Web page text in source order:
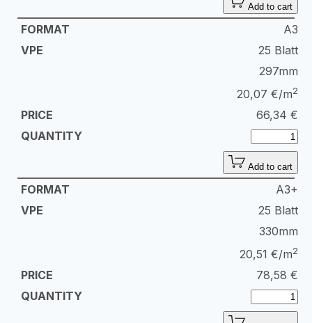
Add to cart
A3
25 Blatt
297mm
20,07 €/m2
66,34 €
Add to cart
A3+
25 Blatt
330mm
20,51 €/m2
78,58 €